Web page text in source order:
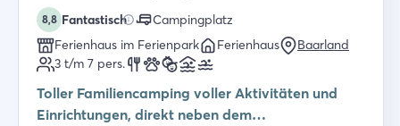
8,8 Fantastisch
Campingplatz
Ferienhaus im Ferienpark
Ferienhaus
Baarland
3 t/m 7 pers.
Toller Familiencamping voller Aktivitäten und
Einrichtungen, direkt neben dem